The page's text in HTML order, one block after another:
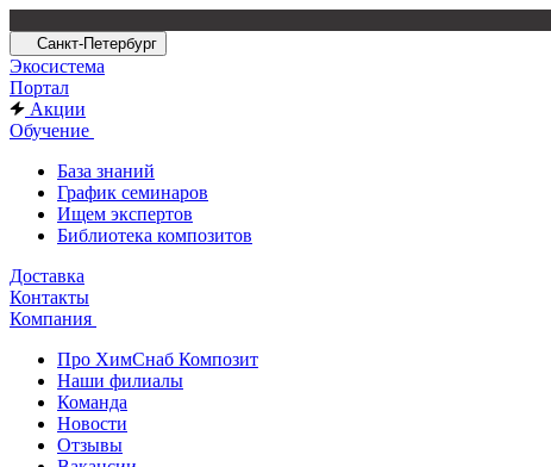
Санкт-Петербург
Экосистема
Портал
Акции
Обучение
База знаний
График семинаров
Ищем экспертов
Библиотека композитов
Доставка
Контакты
Компания
Про ХимСнаб Композит
Наши филиалы
Команда
Новости
Отзывы